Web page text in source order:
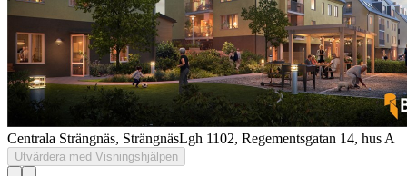
Centrala Strängnäs, SträngnäsLgh 1102, Regementsgatan 14, hus A
Utvärdera med Visningshjälpen